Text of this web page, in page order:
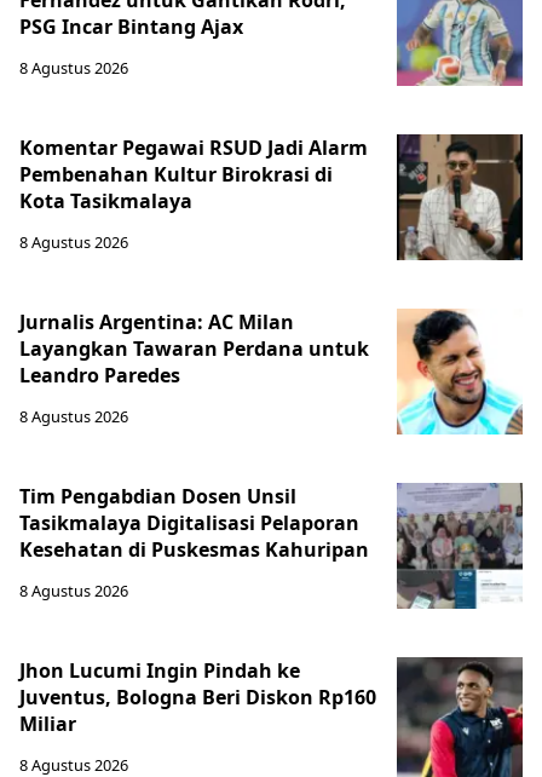
PSG Incar Bintang Ajax
8 Agustus 2026
Komentar Pegawai RSUD Jadi Alarm
Pembenahan Kultur Birokrasi di
Kota Tasikmalaya
8 Agustus 2026
Jurnalis Argentina: AC Milan
Layangkan Tawaran Perdana untuk
Leandro Paredes
8 Agustus 2026
Tim Pengabdian Dosen Unsil
Tasikmalaya Digitalisasi Pelaporan
Kesehatan di Puskesmas Kahuripan
8 Agustus 2026
Jhon Lucumi Ingin Pindah ke
Juventus, Bologna Beri Diskon Rp160
Miliar
8 Agustus 2026